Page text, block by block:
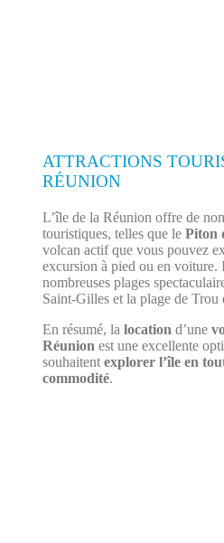
ATTRACTIONS
RÉUNION
L’île de la Réunion offre de
touristiques, telles que le Piton
volcan actif que vous pouvez
excursion à pied ou en voiture.
nombreuses plages
Saint-Gilles et la plage de Trou
En résumé, la location d’une
Réunion est une excellente
souhaitent explorer l’île en
commodité.